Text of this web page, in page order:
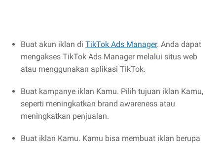
Buat akun iklan di TikTok Ads Manager. Anda dapat
mengakses TikTok Ads Manager melalui situs web
atau menggunakan aplikasi TikTok.
Buat kampanye iklan Kamu. Pilih tujuan iklan Kamu,
seperti meningkatkan brand awareness atau
meningkatkan penjualan.
Buat iklan Kamu. Kamu bisa membuat iklan berupa